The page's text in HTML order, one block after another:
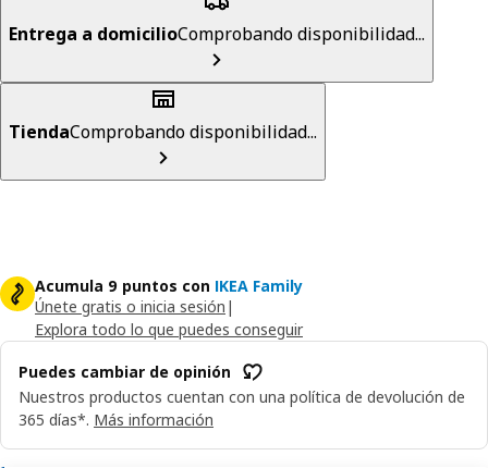
Entrega a domicilioComprobando disponibilidad...
TiendaComprobando disponibilidad...
Acumula 9 puntos con IKEA Family
Únete gratis o inicia sesión |
Explora todo lo que puedes conseguir
Puedes cambiar de opinión
Nuestros productos cuentan con una política de devolución de
365 días*. Más información